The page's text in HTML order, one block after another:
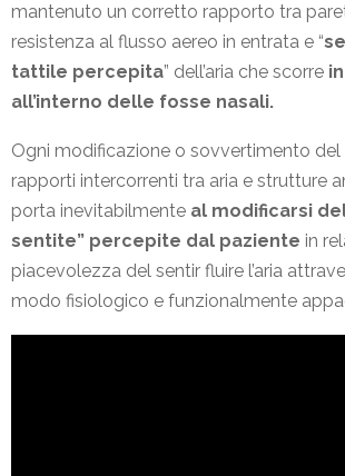
mantenuto un corretto rapporto tra
resistenza al flusso aereo in entrata e “
tattile percepita” dell’aria che scorre
all’interno delle fosse nasali.
Ogni modificazione o sovvertimento
rapporti intercorrenti tra aria e strutture
porta inevitabilmente al modificarsi
sentite” percepite dal paziente in
piacevolezza del sentir fluire l’aria
modo fisiologico e funzionalmente